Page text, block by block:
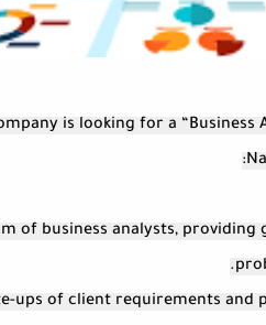
is looking for a “Business
of business analysts,
ups of client requirements